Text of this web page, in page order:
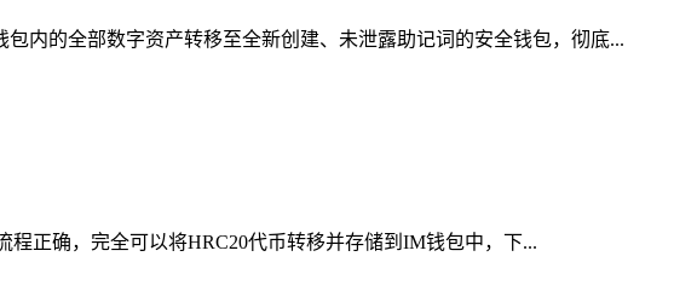
内的全部数字资产转移至全新创建、未泄露助记词的安全钱包，彻底...
正确，完全可以将HRC20代币转移并存储到IM钱包中，下...